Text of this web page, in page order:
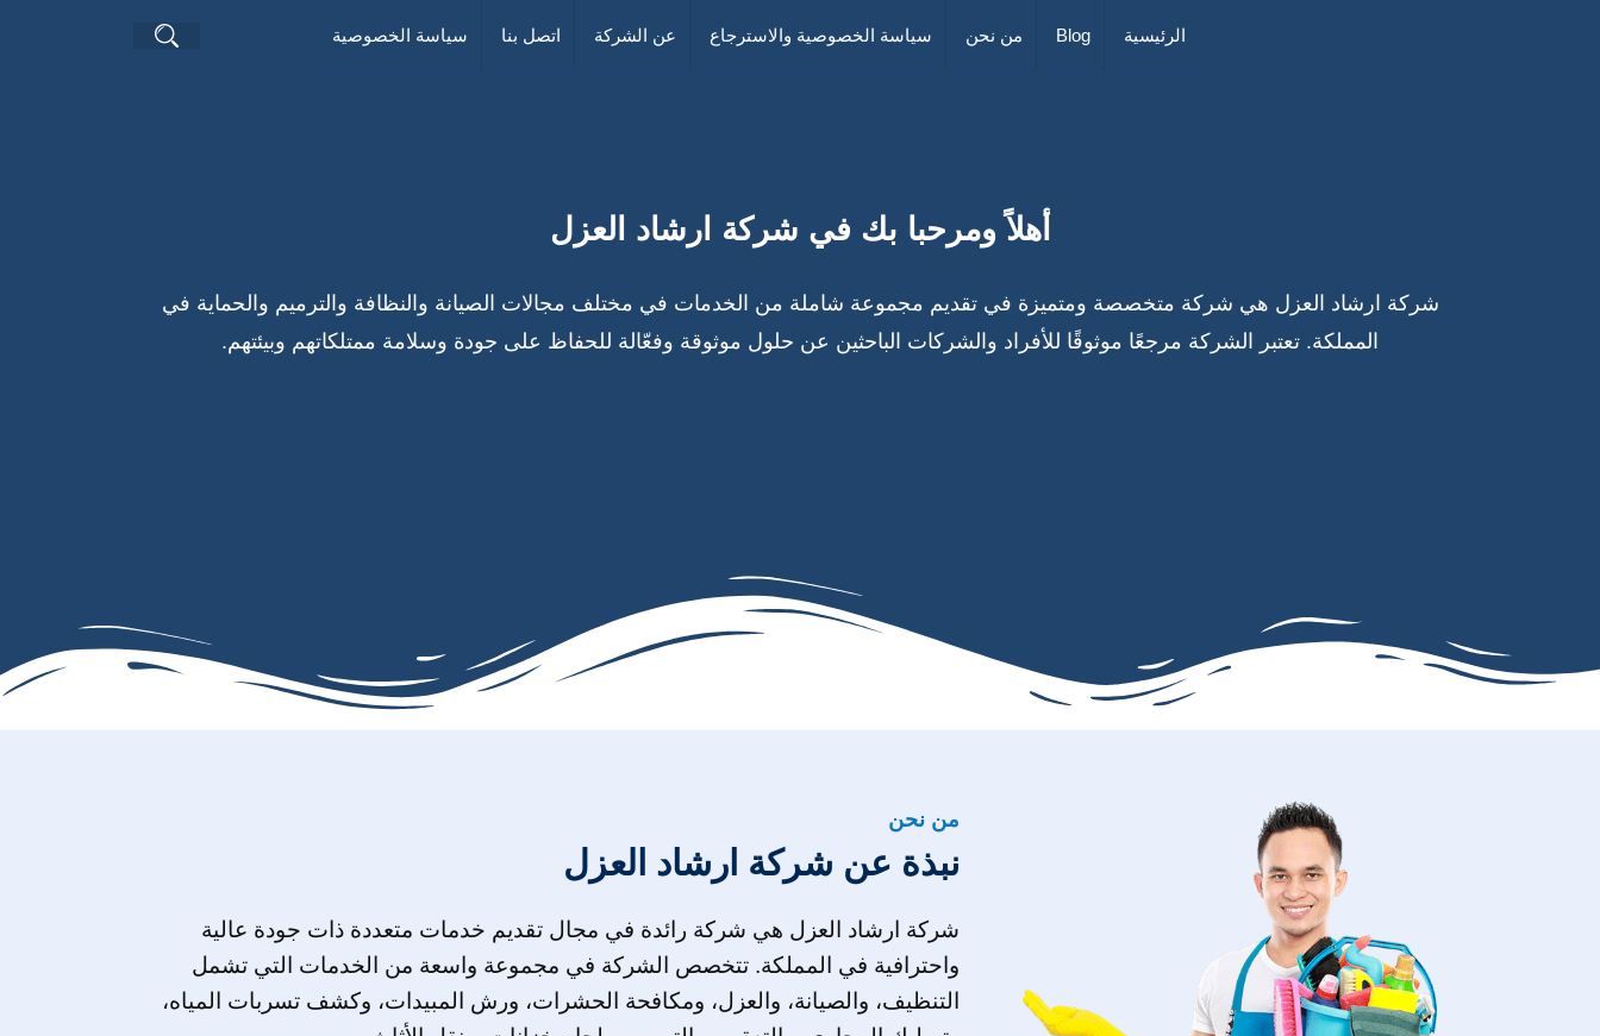
الرئيسية Blog من نحن سياسة الخصوصية والاسترجاع عن الشركة اتصل بنا سياسة الخصوصية
أهلاً ومرحبا بك في شركة ارشاد العزل
شركة ارشاد العزل هي شركة متخصصة ومتميزة في تقديم مجموعة شاملة من الخدمات في مختلف مجالات الصيانة والنظافة والترميم والحماية في
المملكة. تعتبر الشركة مرجعًا موثوقًا للأفراد والشركات الباحثين عن حلول موثوقة وفعّالة للحفاظ على جودة وسلامة ممتلكاتهم وبيئتهم.
من نحن
نبذة عن شركة ارشاد العزل
شركة ارشاد العزل هي شركة رائدة في مجال تقديم خدمات متعددة ذات جودة عالية
واحترافية في المملكة. تتخصص الشركة في مجموعة واسعة من الخدمات التي تشمل
التنظيف، والصيانة، والعزل، ومكافحة الحشرات، ورش المبيدات، وكشف تسربات المياه،